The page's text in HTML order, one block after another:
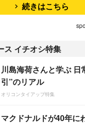
続きはこちら
ス イチオシ特集
川島海荷さんと学ぶ 日
引”のリアル
オリコンタイアップ特集
マクドナルドが40年に